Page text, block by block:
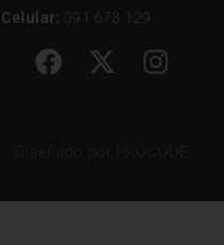
Celular: 091 673 129